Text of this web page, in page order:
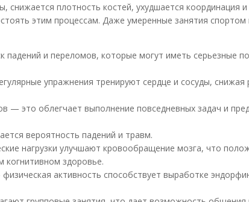
плотность костей, ухудшается координация и
этим процессам. Даже умеренные занятия спортом
и переломов, которые могут иметь серьезные
упражнения тренируют сердце и сосуды, снижая
— это облегчает выполнение повседневных задач и
вероятность падений и травм.
нагрузки улучшают кровообращение мозга, что
когнитивном здоровье.
активность способствует выработке